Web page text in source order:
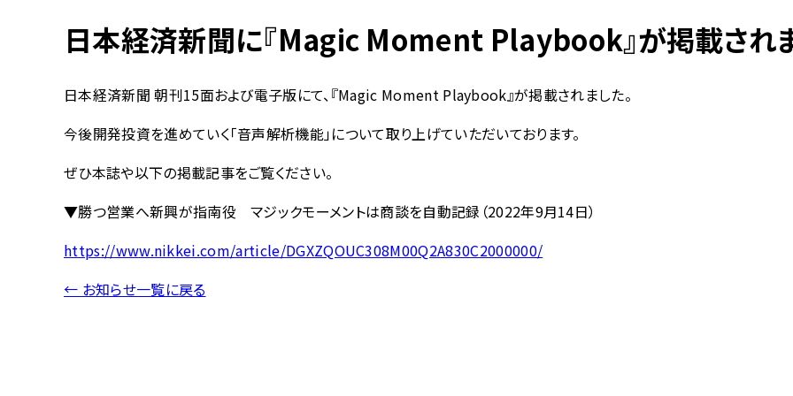
日本経済新聞に『Magic Moment Playbook』が掲載され
日本経済新聞 朝刊15面および電子版にて、『Magic Moment Playbook』が掲載されました。
今後開発投資を進めていく「音声解析機能」について取り上げていただいております。
ぜひ本誌や以下の掲載記事をご覧ください。
▼勝つ営業へ新興が指南役 マジックモーメントは商談を自動記録（2022年9月14日）
https://www.nikkei.com/article/DGXZQOUC308M00Q2A830C2000000/
← お知らせ一覧に戻る